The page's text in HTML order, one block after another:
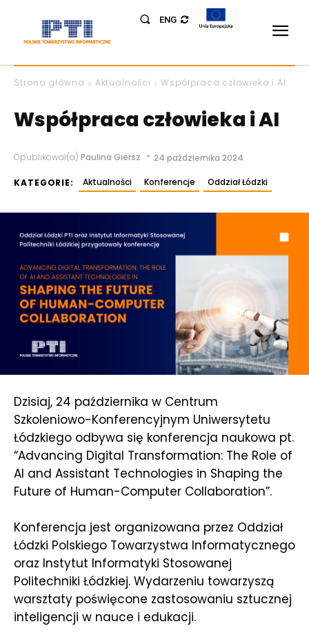
ENG
Strona główna Aktualności Współpraca człowieka i AI
Współpraca człowieka i AI
Opublikował(a) Paulina Giersz - 24 października 2024
KATEGORIE: Aktualności Konferencje Oddział Łódzki
Dzisiaj, 24 października w Centrum
Szkoleniowo-Konferencyjnym Uniwersytetu
Łódzkiego odbywa się konferencja naukowa pt.
“Advancing Digital Transformation: The Role of
AI and Assistant Technologies in Shaping the
Future of Human-Computer Collaboration”.
Konferencja jest organizowana przez Oddział
Łódzki Polskiego Towarzystwa Informatycznego
oraz Instytut Informatyki Stosowanej
Politechniki Łódzkiej. Wydarzeniu towarzyszą
warsztaty poświęcone zastosowaniu sztucznej
inteligencji w nauce i edukacji.